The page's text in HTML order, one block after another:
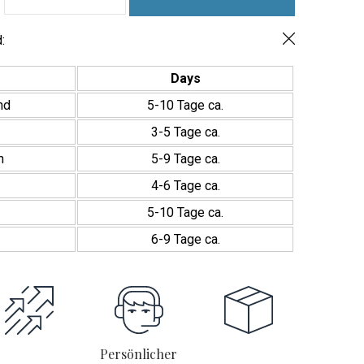
und verbinden zeitgemäßes Design mit
Menge
Days
5-10 Tage ca.
3-5 Tage ca.
5-9 Tage ca.
4-6 Tage ca.
5-10 Tage ca.
6-9 Tage ca.
Persönlicher